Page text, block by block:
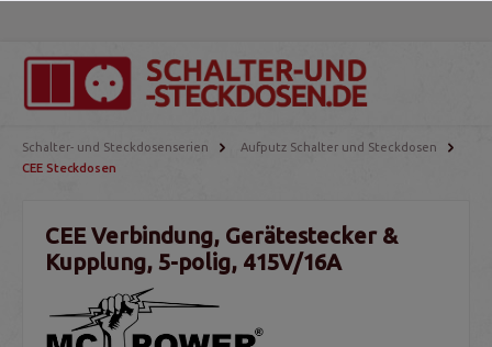
Schalter- und Steckdosenserien
Aufputz Schalter und Steckdosen
CEE Steckdosen
CEE Verbindung, Gerätestecker &
Kupplung, 5-polig, 415V/16A